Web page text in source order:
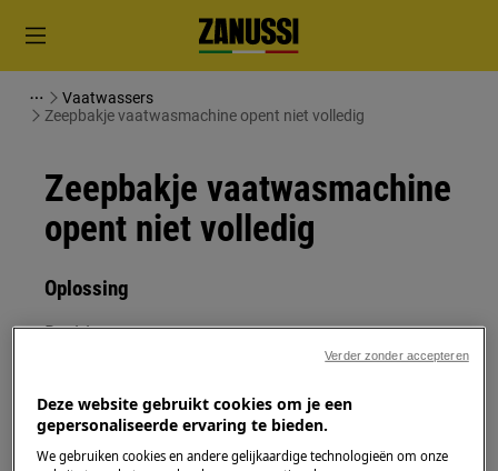
Vaatwassers
Zeepbakje vaatwasmachine opent niet volledig
Zeepbakje vaatwasmachine
opent niet volledig
Oplossing
Probleem:
volledig
Deze website gebruikt cookies om je een
gepersonaliseerde ervaring te bieden.
We gebruiken cookies en andere gelijkaardige technologieën om onze
Verder zonder accepteren